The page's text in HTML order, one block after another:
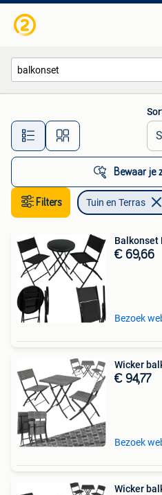
Alle
Bewaar je
Filters Tuin en Terras
Balkonset
€ 69,66
Bezoek
Wicker
€ 94,77
Bezoek
Wicker